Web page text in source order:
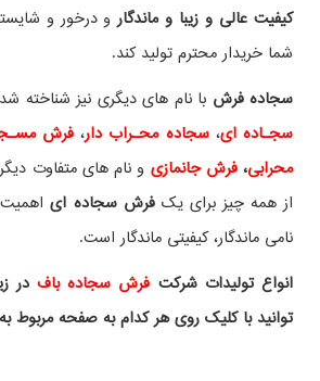
کیفیت عالی و زیبا و ماندگارو درخور و
شما خریدار محترم تولید کند.
سجاده فرش با نام های دیگری نیز
سجـاده ای، سجاده محـراب دار،فرش
محرابی، فرش جانمازی و نام های متفاوت
از همه چیز برای یکفرش سجاده ایاهمیت
نامی ماندگار، کیفیتی ماندگار است.
انواع تولیدات شرکت فرش سجاده بافدر
توانید با کلیک روی هر کدام به صفحه مربوط